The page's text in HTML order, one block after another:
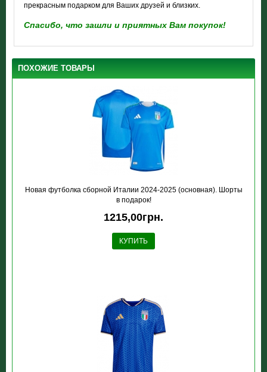
прекрасным подарком для Ваших друзей и близких.
Спасибо, что зашли и приятных Вам покупок!
ПОХОЖИЕ ТОВАРЫ
Новая футболка сборной Италии 2024-2025 (основная). Шорты
в подарок!
1215,00грн.
КУПИТЬ